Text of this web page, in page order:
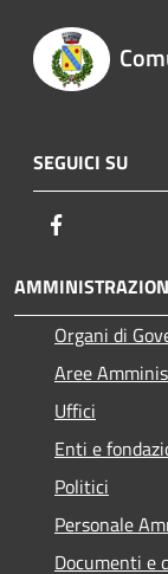
SEGUICI SU
Organi di
Aree
Uffici
Enti e
Politici
Personale
Documenti e